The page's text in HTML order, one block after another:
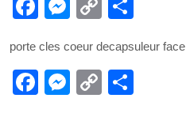
F
c
e
M
ss
e
C
p
y
ta
porte cles coeur decapsuleur face
F
M
C